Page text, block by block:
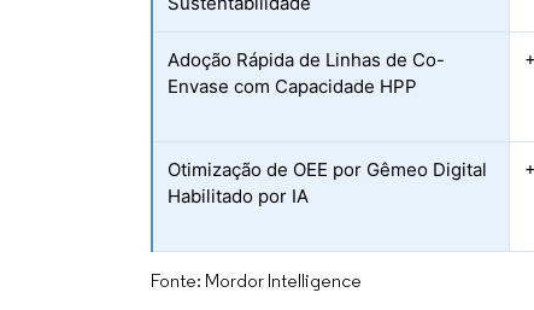
Adoção Rápida de Linhas de Co-
Envase com Capacidade HPP
Otimização de OEE por Gêmeo Digital
Habilitado por IA
Fonte: Mordor Intelligence